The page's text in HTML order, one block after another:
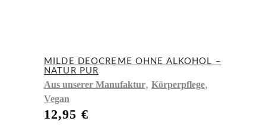
MILDE DEOCREME OHNE ALKOHOL –
NATUR PUR
Aus unserer Manufaktur, Körperpflege,
Vegan
12,95 €